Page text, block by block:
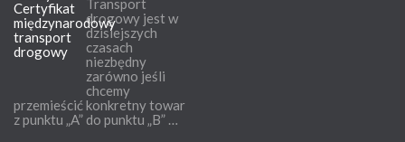
Transport
drogowy jest w
dzisiejszych
czasach
niezbędny
zarówno jeśli
chcemy
przemieścić konkretny towar
z punktu „A” do punktu „B” …